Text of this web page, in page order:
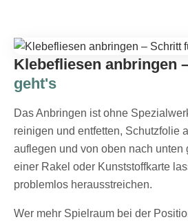
Klebefliesen anbringen
geht's
Das Anbringen ist ohne
reinigen und entfetten, Schutzfolie
auflegen und von oben nach unten
einer Rakel oder Kunststoffkarte
problemlos herausstreichen.
Wer mehr Spielraum bei der